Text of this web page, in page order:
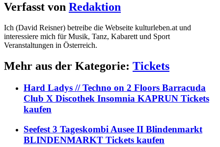
Verfasst von Redaktion
Ich (David Reisner) betreibe die Webseite kulturleben.at und
interessiere mich für Musik, Tanz, Kabarett und Sport
Veranstaltungen in Österreich.
Mehr aus der Kategorie: Tickets
Hard Ladys // Techno on 2 Floors Barracuda
Club X Discothek Insomnia KAPRUN Tickets
kaufen
Seefest 3 Tageskombi Ausee II Blindenmarkt
BLINDENMARKT Tickets kaufen